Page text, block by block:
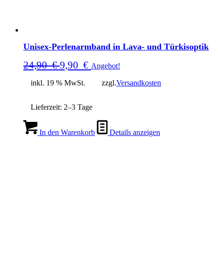
Unisex-Perlenarmband in Lava- und Türkisoptik
24,90€Ursprünglicher
war:
€
9,90 € Aktueller
ist:
€.
Angebot!
inkl. 19 % MwSt. zzgl.Versandkosten
Lieferzeit: 2–3 Tage
In den Warenkorb Details anzeigen